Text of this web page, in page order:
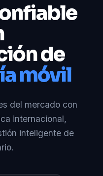
de
móvil
del mercado con
internacional,
inteligente de